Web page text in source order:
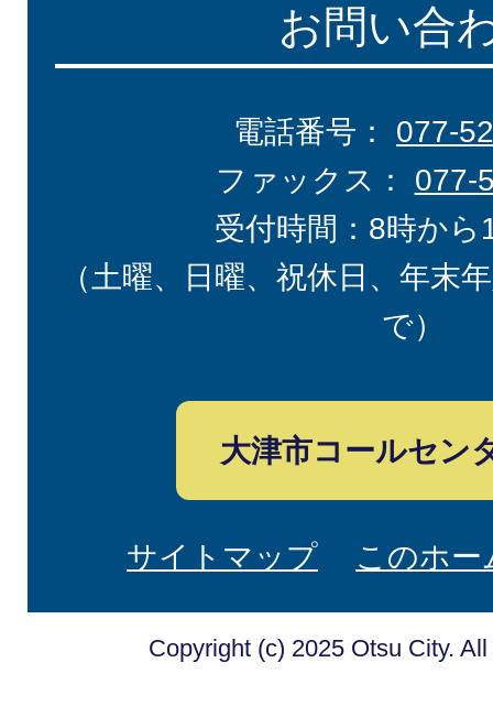
お問い合
電話番号： 077-
ファックス： 077-
受付時間：8時から
（土曜、日曜、祝休日、年末
で）
大津市コールセン
サイトマップ このホ
Copyright (c) 2025 Otsu City.